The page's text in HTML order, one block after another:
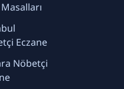
Eczane
Nöbetçi